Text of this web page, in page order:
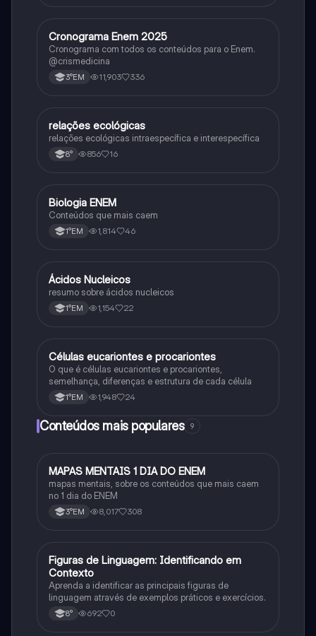
Matematica
Cronograma Enem 2025
Cronograma com todos os conteúdos para o Enem.
@crismedicina
3°EM 11,903 336
Biologia
relações ecológicas
relações ecológicas intraespecífica e interespecífica
8° 856 16
Ciência
Biologia ENEM
Conteúdos que mais caem
1°EM 1,814 46
Biologia
Ácidos Nucleicos
resumo sobre ácidos nucleicos
1°EM 1,154 22
Biologia
Células eucariontes e procariontes
O que é células eucariontes e procariontes,
semelhança, diferenças e estrutura de cada célula
1°EM 1,948 24
Conteúdos mais populares 9
Português
MAPAS MENTAIS 1 DIA DO ENEM
mapas mentais, sobre os conteúdos que mais caem
no 1 dia do ENEM
3°EM 8,017 308
FPortuguês
Figuras de Linguagem: Identificando em
Contexto
Aprenda a identificar as principais figuras de
linguagem através de exemplos práticos e exercícios.
8° 692 0